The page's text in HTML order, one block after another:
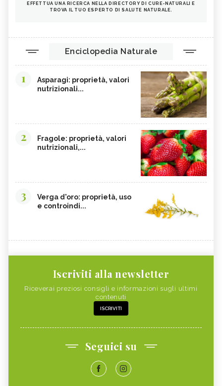
EFFETTUA UNA RICERCA NELLA DIRECTORY DI CURE-NATURALI E
TROVA IL TUO ESPERTO DI SALUTE NATURALE.
Enciclopedia Naturale
1
Asparagi: proprietà, valori
nutrizionali...
2
Fragole: proprietà, valori
nutrizionali,...
3
Verga d'oro: proprietà, uso
e controindi...
Iscriviti alla newsletter
Riceverai preziosi consigli e informazioni sugli ultimi
contenuti
ISCRIVITI
Seguici su